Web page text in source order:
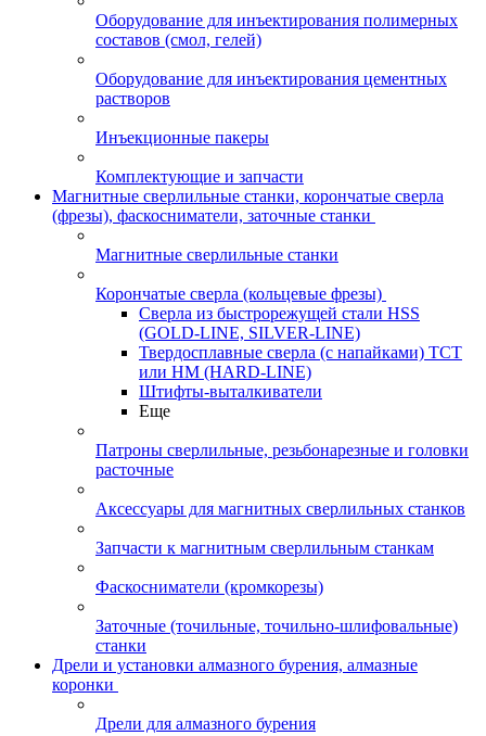
Оборудование для инъектирования полимерных
составов (смол, гелей)
Оборудование для инъектирования цементных
растворов
Инъекционные пакеры
Комплектующие и запчасти
Магнитные сверлильные станки, корончатые сверла
(фрезы), фаскосниматели, заточные станки
Магнитные сверлильные станки
Корончатые сверла (кольцевые фрезы)
Сверла из быстрорежущей стали HSS
(GOLD-LINE, SILVER-LINE)
Твердосплавные сверла (с напайками) ТСТ
или HM (HARD-LINE)
Штифты-выталкиватели
Еще
Патроны сверлильные, резьбонарезные и головки
расточные
Аксессуары для магнитных сверлильных станков
Запчасти к магнитным сверлильным станкам
Фаскосниматели (кромкорезы)
Заточные (точильные, точильно-шлифовальные)
станки
Дрели и установки алмазного бурения, алмазные
коронки
Дрели для алмазного бурения